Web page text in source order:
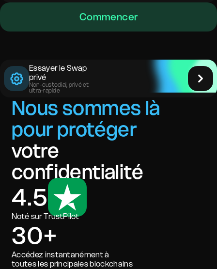
Commencer
Essayer le Swap
privé
Non-custodial, privé et
ultra-rapide
Nous sommes là
pour protéger
votre
confidentialité
4.5
Noté sur TrustPilot
30+
Accédez instantanément à
toutes les principales blockchains